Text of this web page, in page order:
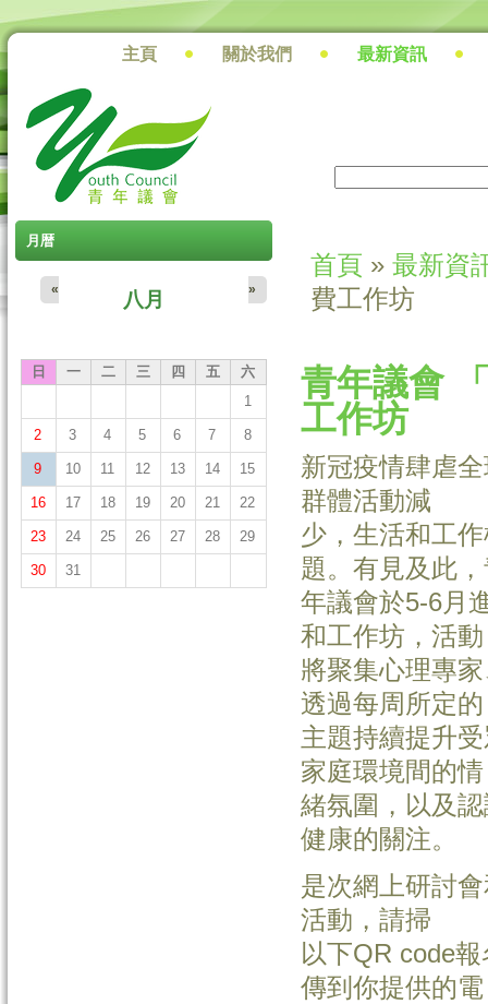
搜尋
主頁 關於我們 最新資訊
月暦
八月
« »
日 一 二 三 四 五
六
1
2 3 4 5 6 7 8
9 10 11 12 13 14 15
16 17 18 19 20 21 22
23 24 25 26 27 28 29
30 31
您在這裡
首頁 »最新資
費工作坊
青年議會
工作坊
新冠疫情肆虐
群體活動減
少，生活和工
題。有見及此
年議會於5-6月
和工作坊，活動
將聚集心理專
透過每周所定的
主題持續提升
家庭環境間的情
緒氛圍，以及
健康的關注。
是次網上研討
活動，請掃
以下QR code
傳到你提供的電